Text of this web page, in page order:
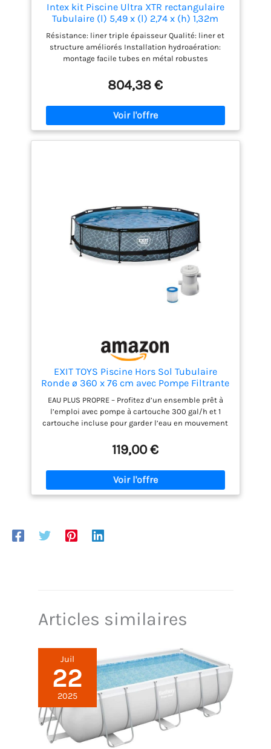
Intex kit Piscine Ultra XTR rectangulaire
Tubulaire (l) 5,49 x (l) 2,74 x (h) 1,32m
Résistance: liner triple épaisseur Qualité: liner et
structure améliorés Installation hydroaération:
montage facile tubes en métal robustes
804,38 €
EXIT TOYS Piscine Hors Sol Tubulaire
Ronde ø 360 x 76 cm avec Pompe Filtrante
– pour Enfants – Structure Stable –
Certifiée TÜV CE en 16582 – Stone Pool –
Gris
EAU PLUS PROPRE – Profitez d’un ensemble prêt à
l’emploi avec pompe à cartouche 300 gal/h et 1
cartouche incluse pour garder l’eau en mouvement
BIEN EN PLACE – La structure en acier thermolaqué
et les pieds solides assurent une excellente
stabilité dans le jardin et sont conçus pour
accompagner plusieurs saisons de baignade.
FORMAT FAMILIAL – Avec un diamètre de 360 cm, une
SIMPLE – La hauteur de bassin de 76 cm reste facile
119,00 €
Articles similaires
Juil
22
2025